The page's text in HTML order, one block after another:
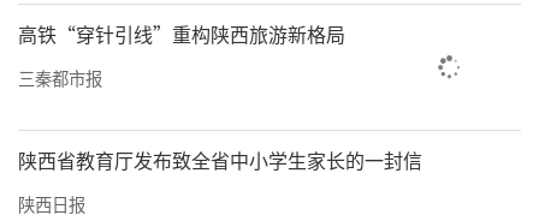
开展专项整治、切实解决群众反映强烈突出问
题；要加强基层党建，创建模范机关；要深化
标本兼治，持续推进“不敢腐、不能腐、不想
腐”机制。要真抓实干、务求实效，推动全面
从严治党工作落地落细落实，营造风清气正政
高铁“穿针引线”重构陕西旅游新格局
三秦都市报
陕西省教育厅发布致全省中小学生家长的一封信
陕西日报